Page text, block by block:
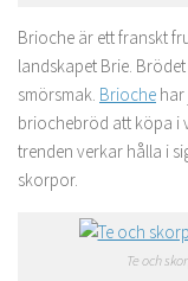
Brioche är ett franskt
landskapet Brie.
smörsmak. Brioche har
briochebröd att köpa i
trenden verkar hålla i
skorpor.
Te och